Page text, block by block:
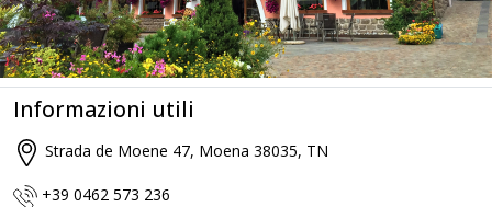
Informazioni utili
Strada de Moene 47, Moena 38035, TN
+39 0462 573 236